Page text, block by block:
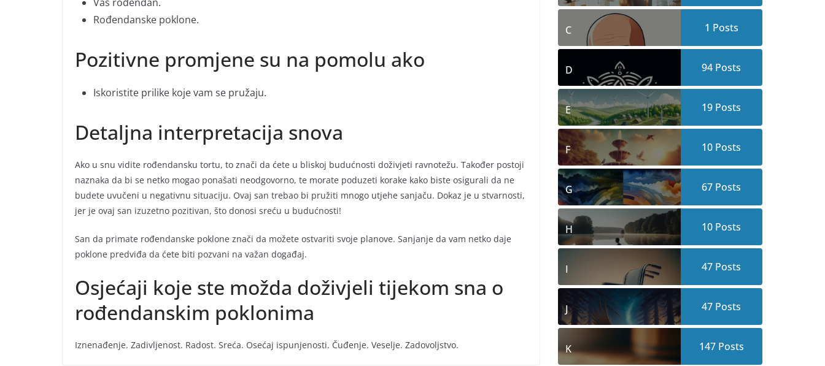
Rođendanske poklone.
Pozitivne promjene su na pomolu ako
Iskoristite prilike koje vam se pružaju.
Detaljna interpretacija snova
Ako u snu vidite rođendansku tortu, to znači da ćete u bliskoj budućnosti doživjeti ravnotežu. Također postoji
naznaka da bi se netko mogao ponašati neodgovorno, te morate poduzeti korake kako biste osigurali da ne
budete uvučeni u negativnu situaciju. Ovaj san trebao bi pružiti mnogo utjehe sanjaču. Dokaz je u stvarnosti,
jer je ovaj san izuzetno pozitivan, što donosi sreću u budućnosti!
San da primate rođendanske poklone znači da možete ostvariti svoje planove. Sanjanje da vam netko daje
poklone predviđa da ćete biti pozvani na važan događaj.
Osjećaji koje ste možda doživjeli tijekom sna o
rođendanskim poklonima
Iznenađenje. Zadivljenost. Radost. Sreća. Osećaj ispunjenosti. Čuđenje. Veselje. Zadovoljstvo.
C 1 Posts
D 94 Posts
E 19 Posts
F 10 Posts
G 67 Posts
H 10 Posts
I 47 Posts
J 47 Posts
K 147Posts